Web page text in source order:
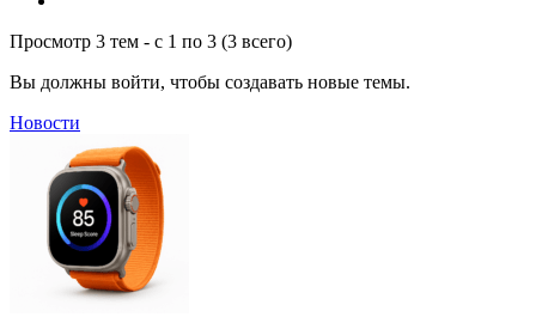
Просмотр 3 тем - с 1 по 3 (3 всего)
Вы должны войти, чтобы создавать новые темы.
Новости